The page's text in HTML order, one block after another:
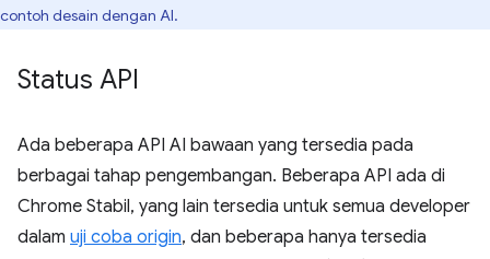
contoh desain dengan AI.
Status API
Ada beberapa API AI bawaan yang tersedia pada
berbagai tahap pengembangan. Beberapa API ada di
Chrome Stabil, yang lain tersedia untuk semua developer
dalam uji coba origin, dan beberapa hanya tersedia